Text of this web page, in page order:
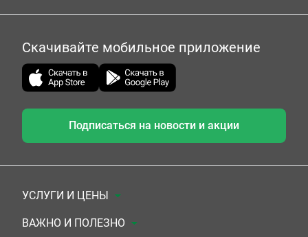
Скачивайте мобильное приложение
Подписаться на новости и акции
УСЛУГИ И ЦЕНЫ
Анализы
ВАЖНО И ПОЛЕЗНО